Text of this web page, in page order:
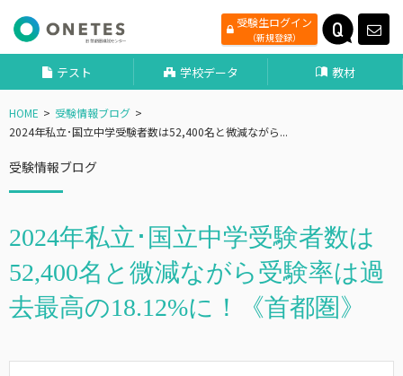
受験生ログイン
（新規登録）
テスト 学校データ 教材
HOME
受験情報ブログ
2024年私立･国立中学受験者数は52,400名と微減ながら...
受験情報ブログ
2024年私立･国立中学受験者数は
52,400名と微減ながら受験率は過
去最高の18.12%に！《首都圏》